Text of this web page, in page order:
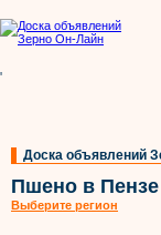
'
Доска объявлений
Пшено в Пензе
Выберите регион